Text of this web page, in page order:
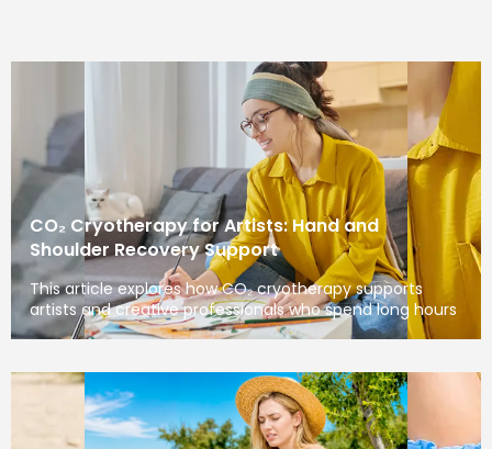
CO₂ Cryotherapy for Artists: Hand and
Shoulder Recovery Support
This article explores how CO₂ cryotherapy supports
artists and creative professionals who spend long hours